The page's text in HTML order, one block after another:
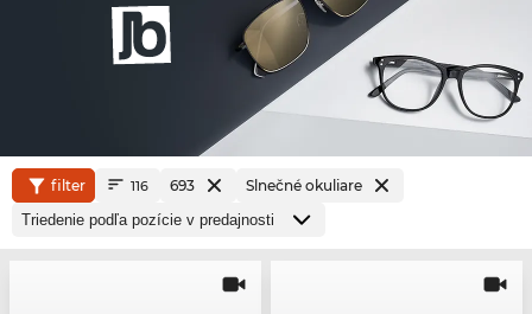
filter 116 693 Slnečné okuliare